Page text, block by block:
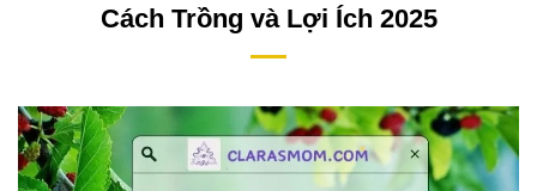
Cách Trồng và Lợi Ích 2025